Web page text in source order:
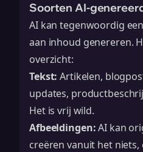
Soorten AI-
AI kan tegenwoordig
aan inhoud genereren.
overzicht:
Tekst: Artikelen,
updates,
Het is vrij wild.
Afbeeldingen:AI kan
creëren vanuit het